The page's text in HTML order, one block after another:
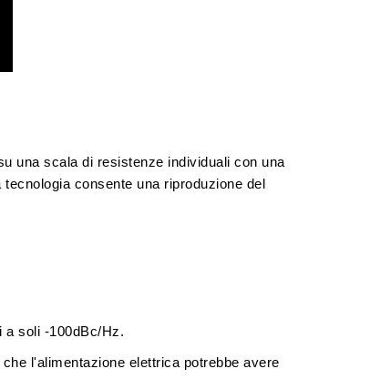
una scala di resistenze individuali con una
consente una riproduzione del
a soli -100dBc/Hz.
l'alimentazione elettrica potrebbe avere